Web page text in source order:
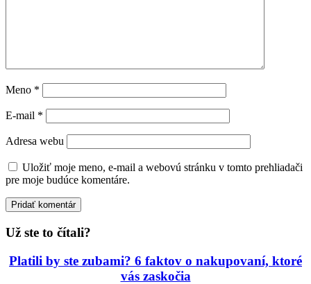
Meno *
E-mail *
Adresa webu
Uložiť moje meno, e-mail a webovú stránku v tomto prehliadači
pre moje budúce komentáre.
Už ste to čítali?
Platili by ste zubami? 6 faktov o nakupovaní, ktoré
vás zaskočia